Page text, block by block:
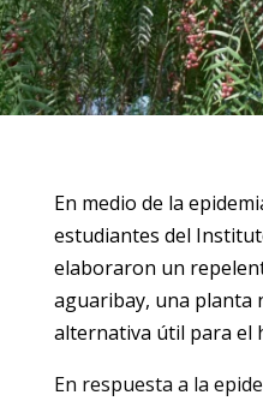
En medio de la
estudiantes del
elaboraron un
aguaribay, una planta
alternativa útil para el
En respuesta a la